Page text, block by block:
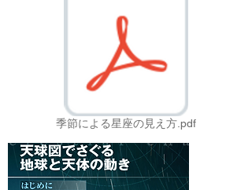
季節による星座の見え方.pdf